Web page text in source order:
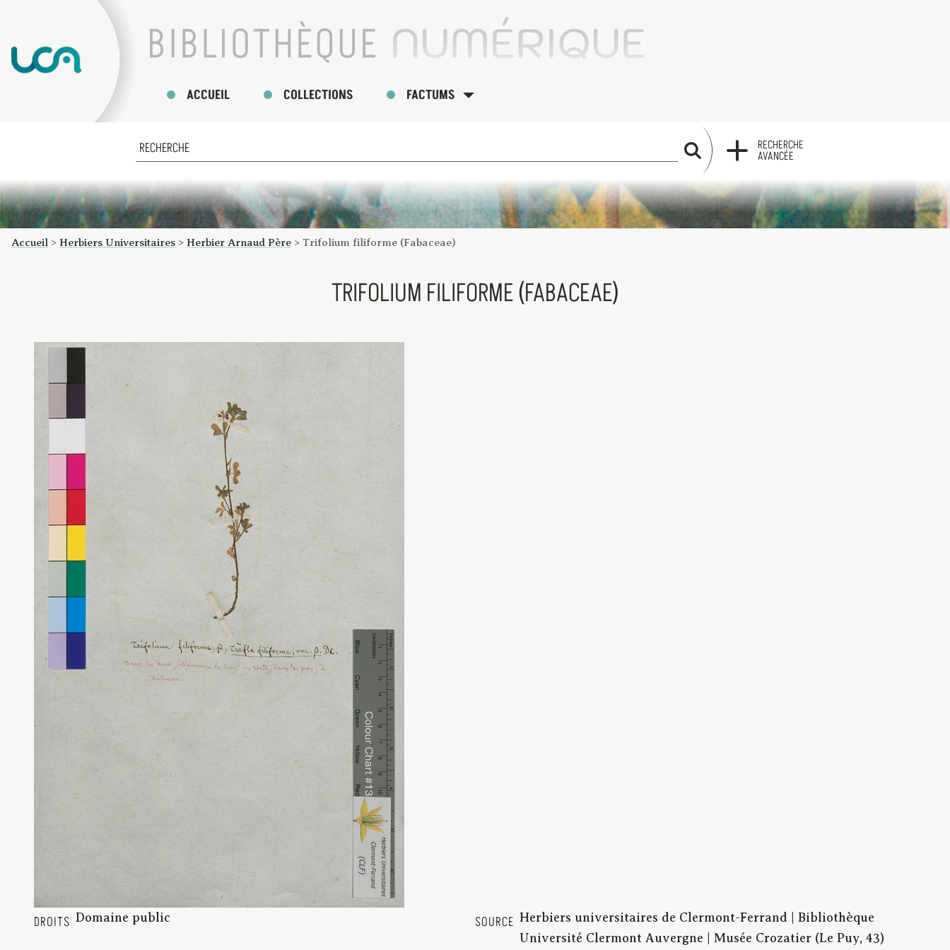
ACCUEIL COLLECTIONS FACTUMS
RECHERCHE
RECHERCHE
AVANCÉE
Accueil > Herbiers Universitaires > Herbier Arnaud Père > Trifolium filiforme (Fabaceae)
TRIFOLIUM FILIFORME (FABACEAE)
DROITS Domaine public SOURCE Herbiers universitaires de Clermont-Ferrand | Bibliothèque
Université Clermont Auvergne | Musée Crozatier (Le Puy, 43)